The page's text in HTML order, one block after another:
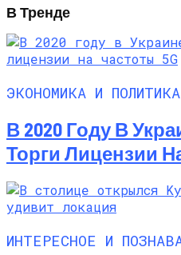
В Тренде
ЭКОНОМИКА И ПОЛИТИКА
В 2020 Году В
Торги Лицензии
ИНТЕРЕСНОЕ И